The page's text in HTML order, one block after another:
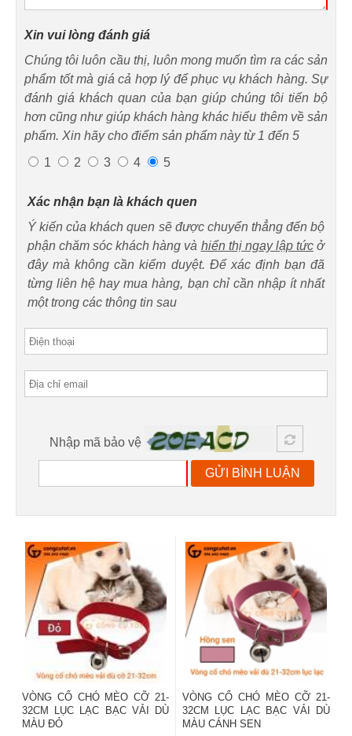
Xin vui lòng đánh giá
Chúng tôi luôn cầu thị, luôn mong muốn tìm ra các sản
phẩm tốt mà giá cả hợp lý để phục vụ khách hàng. Sự
đánh giá khách quan của bạn giúp chúng tôi tiến bộ
hơn cũng như giúp khách hàng khác hiểu thêm về sản
phẩm. Xin hãy cho điểm sản phẩm này từ 1 đến 5
1
2 3 4 5
Xác nhận bạn là khách quen
Ý kiến của khách quen sẽ được chuyển thẳng đến bộ
phận chăm sóc khách hàng và hiển thị ngay lập tứcở
đây mà không cần kiểm duyệt. Để xác định bạn đã
từng liên hệ hay mua hàng, bạn chỉ cần nhập ít nhất
một trong các thông tin sau
Nhập mã bảo vệ
GỬI BÌNH LUẬN
VÒNG CỔ CHÓ MÈO CỠ 21-
32CM LỤC LẠC BẠC VẢI DÙ
MÀU ĐỎ
VÒNG CỔ CHÓ MÈO CỠ 21-
32CM LỤC LẠC BẠC VẢI DÙ
MÀU CÁNH SEN